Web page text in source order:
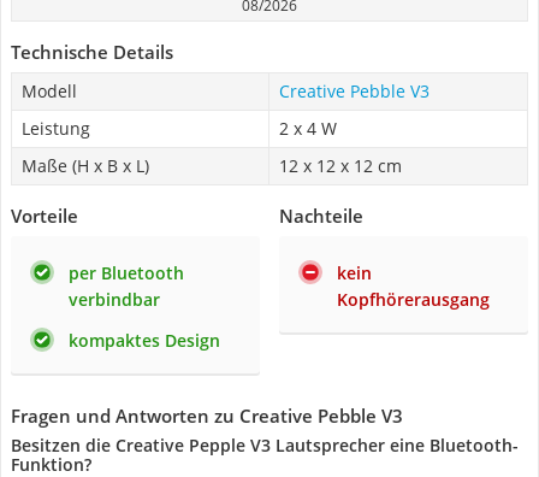
08/2026
Technische Details
Modell
Creative Pebble V3
Leistung
2 x 4 W
Maße (H x B x L)
12 x 12 x 12 cm
Vorteile
per Bluetooth
verbindbar
kompaktes Design
Nachteile
kein
Kopfhörerausgang
Fragen und Antworten zu Creative Pebble V3
Besitzen die Creative Pepple V3 Lautsprecher eine Bluetooth-
Funktion?